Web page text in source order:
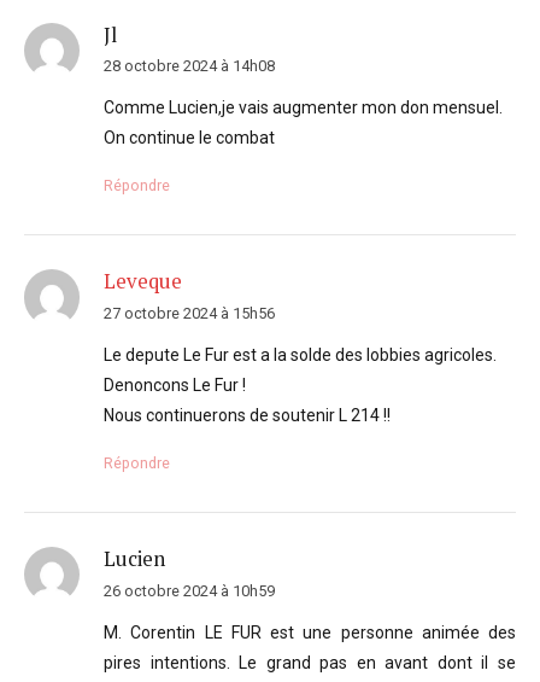
Jl
28 octobre 2024 à 14h08
Comme Lucien,je vais augmenter mon don mensuel.
On continue le combat
Répondre
Leveque
27 octobre 2024 à 15h56
Le depute Le Fur est a la solde des lobbies agricoles.
Denoncons Le Fur !
Nous continuerons de soutenir L 214 !!
Répondre
Lucien
26 octobre 2024 à 10h59
M. Corentin LE FUR est une personne animée des
pires intentions. Le grand pas en avant dont il se